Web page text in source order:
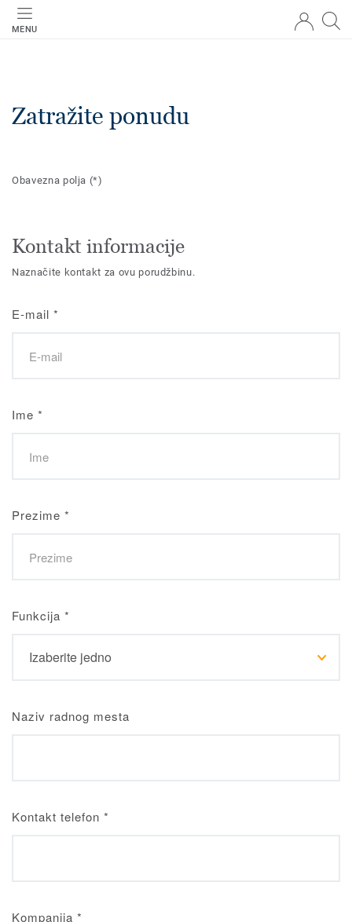
MENU
Zatražite ponudu
Obavezna polja (*)
Kontakt informacije
Naznačite kontakt za ovu porudžbinu.
E-mail *
Ime *
Prezime *
Funkcija *
Naziv radnog mesta
Kontakt telefon *
Kompanija *